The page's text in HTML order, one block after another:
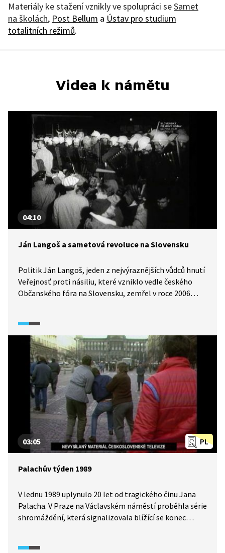
Materiály ke stažení vznikly ve spolupráci seSamet
na školách, Post Bellum a Ústav pro studium
totalitních režimů.
Videa k námětu
04:10
Ján Langoš a sametová revoluce na Slovensku
Politik Ján Langoš, jeden z nejvýraznějších vůdců hnutí
Veřejnosť proti násiliu, které vzniklo vedle českého
Občanského fóra na Slovensku, zemřel v roce 2006
ve které žil. Na Slovensku byl výrazným představitelem
sametové revoluce, poté byl zvolen ministrem vnitra.
Nikdy se svých zásad nevzdal, nepřestal usilovat
o pojmenování a zmapování temných stránek naší
minulosti, byl to neúnavný zápasník se zlem
a bezprávím. Hlavním jazykem ukázky je slovenština.
PL
03:05
Palachův týden 1989
V lednu 1989 uplynulo 20 let od tragického činu Jana
Palacha. V Praze na Václavském náměstí proběhla série
shromáždění, která signalizovala blížící se konec